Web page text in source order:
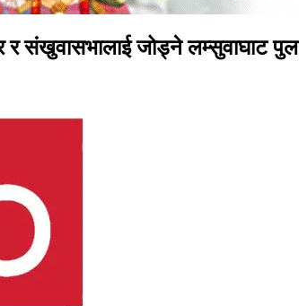
र संखुवासभालाई जोड्ने लम्सुवाघाट पुल